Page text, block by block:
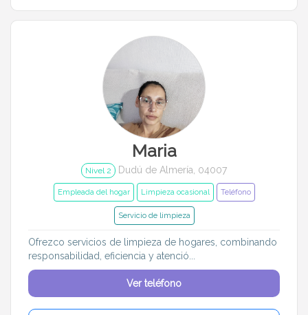
Maria
Nivel 2 Dudú de Almería, 04007
Empleada del hogar Limpieza ocasional Teléfono
Servicio de limpieza
Ofrezco servicios de limpieza de hogares, combinando
responsabilidad, eficiencia y atenció...
Ver teléfono